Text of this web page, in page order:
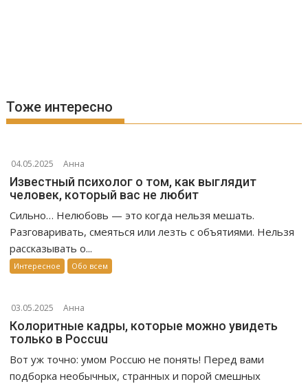
Тоже интересно
04.05.2025 Анна
Известный психолог о том, как выглядит
человек, который вас не любит
Сильно… Нелюбовь — это когда нельзя мешать.
Разговаривать, смеяться или лезть с объятиями. Нельзя
рассказывать о...
Интересное Обо всем
03.05.2025 Анна
Колоритные кадры, которые можно увидеть
только в Россuu
Вот уж точно: умом Россuю не понять! Перед вами
подборка необычных, странных и порой смешных